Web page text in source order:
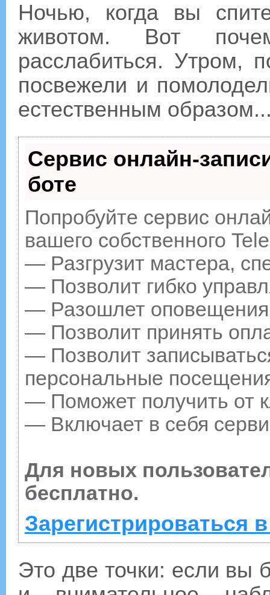
Ночью, когда вы
животом. Вот
расслабиться. Утром,
посвежели и
естественным
Сервис онлайн-
боте
Попробуйте сервис
вашего собственного
— Разгрузит мастера,
— Позволит гибко
— Разошлет оповещения
— Позволит принять
— Позволит
персональные
— Поможет получить от
— Включает в себя
Для новых
бесплатно.
Зарегистрироваться
Это две точки: если вы